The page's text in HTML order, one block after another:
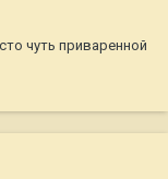
чуть приваренной